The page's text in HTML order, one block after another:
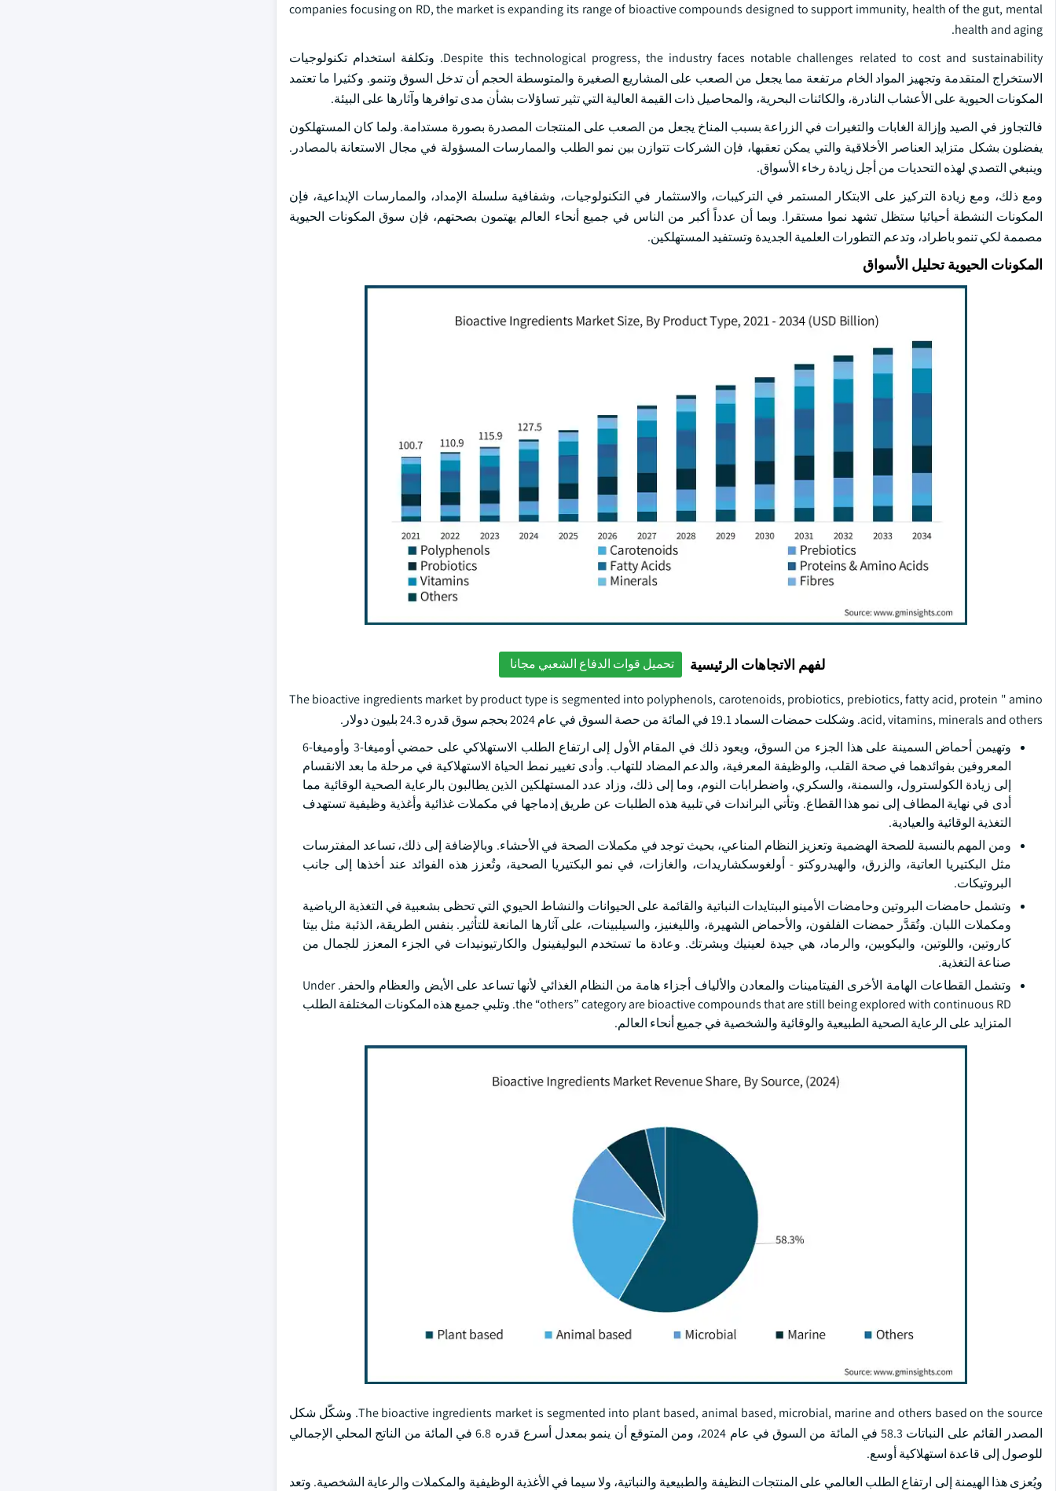
companies focusing on RD, the market is expanding its range of bioactive compounds designed to support immunity, health of the gut, mental
health and aging.
Despite this technological progress, the industry faces notable challenges related to cost and sustainability. وتكلفة استخدام تكنولوجيات
الاستخراج المتقدمة وتجهيز المواد الخام مرتفعة مما يجعل من الصعب على المشاريع الصغيرة والمتوسطة الحجم أن تدخل السوق وتنمو. وكثيرا ما تعتمد
المكونات الحيوية على الأعشاب النادرة، والكائنات البحرية، والمحاصيل ذات القيمة العالية التي تثير تساؤلات بشأن مدى توافرها وآثارها على البيئة.
فالتجاوز في الصيد وإزالة الغابات والتغيرات في الزراعة بسبب المناخ يجعل من الصعب على المنتجات المصدرة بصورة مستدامة. ولما كان المستهلكون
يفضلون بشكل متزايد العناصر الأخلاقية والتي يمكن تعقبها، فإن الشركات تتوازن بين نمو الطلب والممارسات المسؤولة في مجال الاستعانة بالمصادر.
وينبغي التصدي لهذه التحديات من أجل زيادة رخاء الأسواق.
ومع ذلك، ومع زيادة التركيز على الابتكار المستمر في التركيبات، والاستثمار في التكنولوجيات، وشفافية سلسلة الإمداد، والممارسات الإبداعية، فإن
المكونات النشطة أحيائيا ستظل تشهد نموا مستقرا. وبما أن عدداً أكبر من الناس في جميع أنحاء العالم يهتمون بصحتهم، فإن سوق المكونات الحيوية
مصممة لكي تنمو باطراد، وتدعم التطورات العلمية الجديدة وتستفيد المستهلكين.
المكونات الحيوية تحليل الأسواق
لفهم الاتجاهات الرئيسية تحميل قوات الدفاع الشعبي مجانا
The bioactive ingredients market by product type is segmented into polyphenols, carotenoids, probiotics, prebiotics, fatty acid, protein " amino
acid, vitamins, minerals and others. وشكلت حمضات السماد 19.1 في المائة من حصة السوق في عام 2024 بحجم سوق قدره 24.3 بليون دولار.
وتهيمن أحماض السمينة على هذا الجزء من السوق، ويعود ذلك في المقام الأول إلى ارتفاع الطلب الاستهلاكي على حمضي أوميغا-3 وأوميغا-6
المعروفين بفوائدهما في صحة القلب، والوظيفة المعرفية، والدعم المضاد للتهاب. وأدى تغيير نمط الحياة الاستهلاكية في مرحلة ما بعد الانقسام
إلى زيادة الكولسترول، والسمنة، والسكري، واضطرابات النوم، وما إلى ذلك، وزاد عدد المستهلكين الذين يطالبون بالرعاية الصحية الوقائية مما
أدى في نهاية المطاف إلى نمو هذا القطاع. وتأتي البراندات في تلبية هذه الطلبات عن طريق إدماجها في مكملات غذائية وأغذية وظيفية تستهدف
التغذية الوقائية والعيادية.
ومن المهم بالنسبة للصحة الهضمية وتعزيز النظام المناعي، بحيث توجد في مكملات الصحة في الأحشاء. وبالإضافة إلى ذلك، تساعد المفترسات
مثل البكتيريا العاتية، والزرق، والهيدروكتو - أولغوسكشاريدات، والغازات، في نمو البكتيريا الصحية، وتُعزز هذه الفوائد عند أخذها إلى جانب
البروتيكات.
وتشمل حامضات البروتين وحامضات الأمينو الببتايدات النباتية والقائمة على الحيوانات والنشاط الحيوي التي تحظى بشعبية في التغذية الرياضية
ومكملات اللبان. وتُقدَّر حمضات الفلفون، والأحماض الشهيرة، والليغنيز، والسيلبينات، على آثارها المانعة للتأثير. بنفس الطريقة، الذئبة مثل بيتا
كاروتين، واللوتين، واليكوبين، والرماد، هي جيدة لعينيك وبشرتك. وعادة ما تستخدم البوليفينول والكارتيونيدات في الجزء المعزز للجمال من
صناعة التغذية.
وتشمل القطاعات الهامة الأخرى الفيتامينات والمعادن والألياف أجزاء هامة من النظام الغذائي لأنها تساعد على الأيض والعظام والحفر. Under
the “others” category are bioactive compounds that are still being explored with continuous RD. وتلبي جميع هذه المكونات المختلفة الطلب
المتزايد على الرعاية الصحية الطبيعية والوقائية والشخصية في جميع أنحاء العالم.
The bioactive ingredients market is segmented into plant based, animal based, microbial, marine and others based on the source. وشكّل شكل
المصدر القائم على النباتات 58.3 في المائة من السوق في عام 2024، ومن المتوقع أن ينمو بمعدل أسرع قدره 6.8 في المائة من الناتج المحلي الإجمالي
للوصول إلى قاعدة استهلاكية أوسع.
ويُعزى هذا الهيمنة إلى ارتفاع الطلب العالمي على المنتجات النظيفة والطبيعية والنباتية، ولا سيما في الأغذية الوظيفية والمكملات والرعاية الشخصية. وتعد